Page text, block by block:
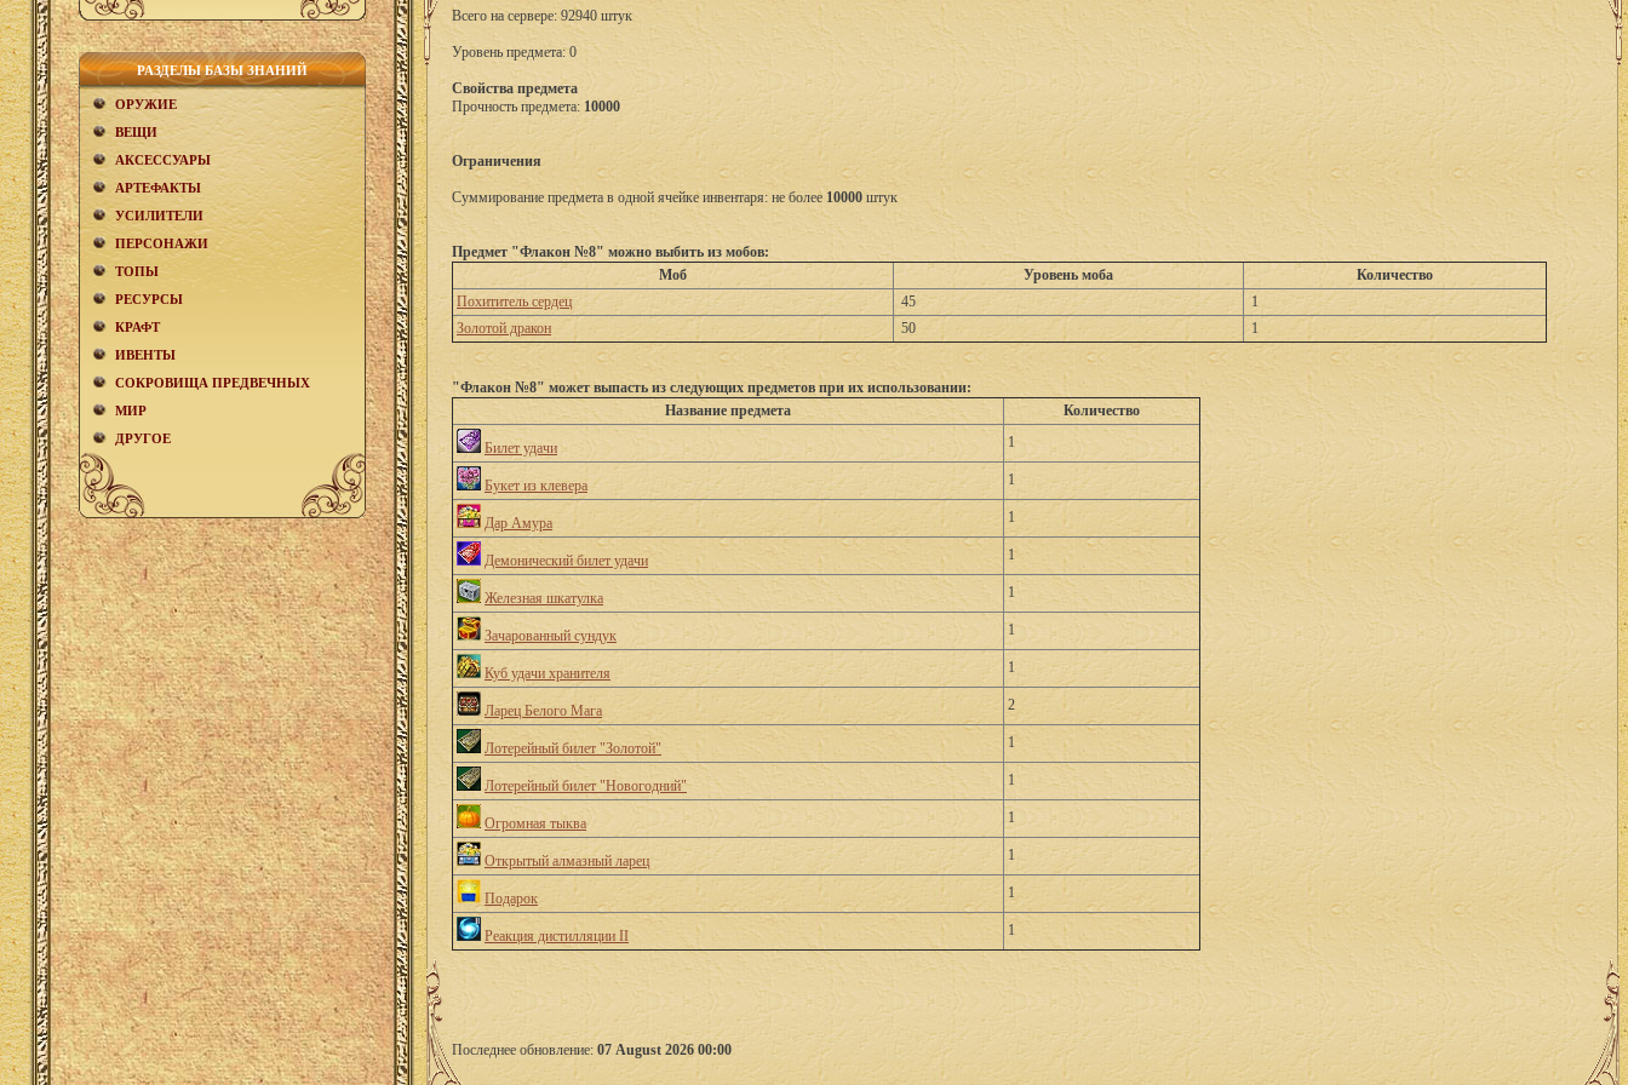
РАЗДЕЛЫ БАЗЫ ЗНАНИЙ
ОРУЖИЕ
ВЕЩИ
АКCЕСCУАРЫ
АРТЕФАКТЫ
УСИЛИТЕЛИ
ПЕРСОНАЖИ
ТОПЫ
РЕСУРСЫ
КРАФТ
ИВЕНТЫ
СОКРОВИЩА ПРЕДВЕЧНЫХ
МИР
ДРУГОЕ
Всего на сервере: 92940 штук
Уровень предмета: 0
Свойства предмета
Прочность предмета: 10000
Ограничения
Суммирование предмета в одной ячейке инвентаря: не более 10000 штук
Предмет "Флакон №8" можно выбить из мобов:
Моб
Уровень моба
Количество
Похититель сердец
45
1
Золотой дракон
50 1
"Флакон №8" может выпасть из следующих предметов при их использовании:
Название предмета
Количество
Билет удачи 1
Букет из клевера 1
Дар Амура 1
Демонический билет удачи 1
Железная шкатулка 1
Зачарованный сундук 1
Куб удачи хранителя 1
Ларец Белого Мага 2
Лотерейный билет "Золотой" 1
Лотерейный билет "Новогодний" 1
Огромная тыква 1
Открытый алмазный ларец 1
Подарок 1
Реакция дистилляции II 1
Последнее обновление: 07 August 2026 00:00